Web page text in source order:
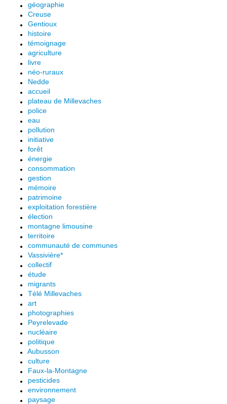
géographie
Creuse
Gentioux
histoire
témoignage
agriculture
livre
néo-ruraux
Nedde
accueil
plateau de Millevaches
police
eau
pollution
initiative
forêt
énergie
consommation
gestion
mémoire
patrimoine
exploitation forestière
élection
montagne limousine
territoire
communauté de communes
Vassivière*
collectif
étude
migrants
Télé Millevaches
art
photographies
Peyrelevade
nucléaire
politique
Aubusson
culture
Faux-la-Montagne
pesticides
environnement
paysage